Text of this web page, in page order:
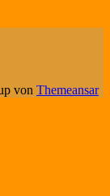
von Themeansar